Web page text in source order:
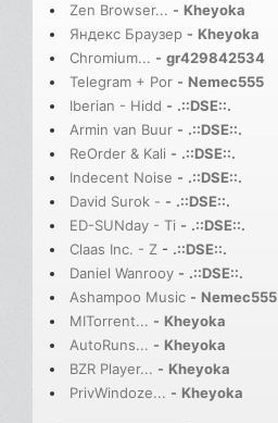
Zen Browser... - Kheyoka
Яндекс Браузер - Kheyoka
Chromium... - gr429842534
Telegram + Por - Nemec555
Iberian - Hidd - .::DSE::.
Armin van Buur - .::DSE::.
ReOrder & Kali - .::DSE::.
Indecent Noise - .::DSE::.
David Surok - - .::DSE::.
ED-SUNday - Ti - .::DSE::.
Claas Inc. - Z - .::DSE::.
Daniel Wanrooy - .::DSE::.
Ashampoo Music - Nemec555
MITorrent... - Kheyoka
AutoRuns... - Kheyoka
BZR Player... - Kheyoka
PrivWindoze... - Kheyoka